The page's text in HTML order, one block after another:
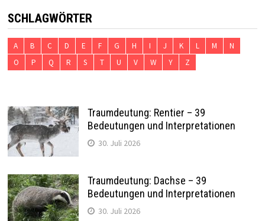
SCHLAGWÖRTER
A B C D E F G H I J K L M
N
O
P Q R S T U V W Y Z
Traumdeutung: Rentier – 39
Bedeutungen und Interpretationen
30. Juli 2026
Traumdeutung: Dachse – 39
Bedeutungen und Interpretationen
30. Juli 2026